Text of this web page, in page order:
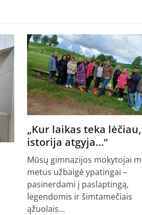
„Kur laikas teka
istorija atgyja…“
Mūsų gimnazijos mokytojai
metus užbaigė ypatingai –
pasinerdami į paslaptingą,
legendomis ir šimtamečiais
ąžuolais…